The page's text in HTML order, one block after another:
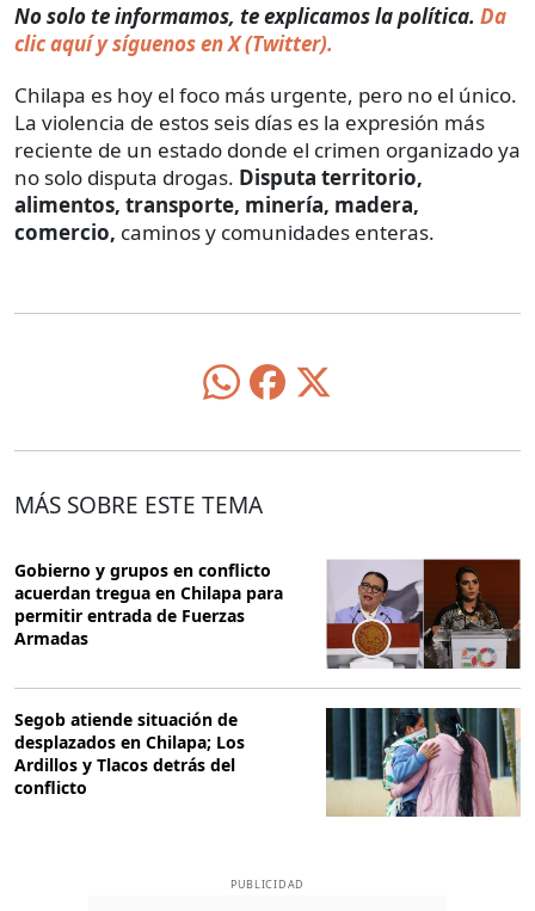
No solo te informamos, te explicamos la política. Da
clic aquí y síguenos en X (Twitter).
Chilapa es hoy el foco más urgente, pero no el único.
La violencia de estos seis días es la expresión más
reciente de un estado donde el crimen organizado ya
no solo disputa drogas. Disputa territorio,
alimentos, transporte, minería, madera,
comercio, caminos y comunidades enteras.
MÁS SOBRE ESTE TEMA
Gobierno y grupos en conflicto
acuerdan tregua en Chilapa para
permitir entrada de Fuerzas
Armadas
Segob atiende situación de
desplazados en Chilapa; Los
Ardillos y Tlacos detrás del
conflicto
PUBLICIDAD